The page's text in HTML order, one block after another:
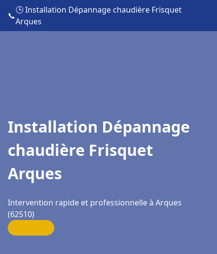
📞
🕒 Installation Dépannage chaudière Frisquet
Arques
Installation Dépannage
chaudière Frisquet
Arques
Intervention rapide et professionnelle à Arques
(62510)